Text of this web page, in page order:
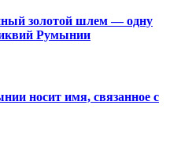
золотой шлем — одну
Румынии
носит имя, связанное с